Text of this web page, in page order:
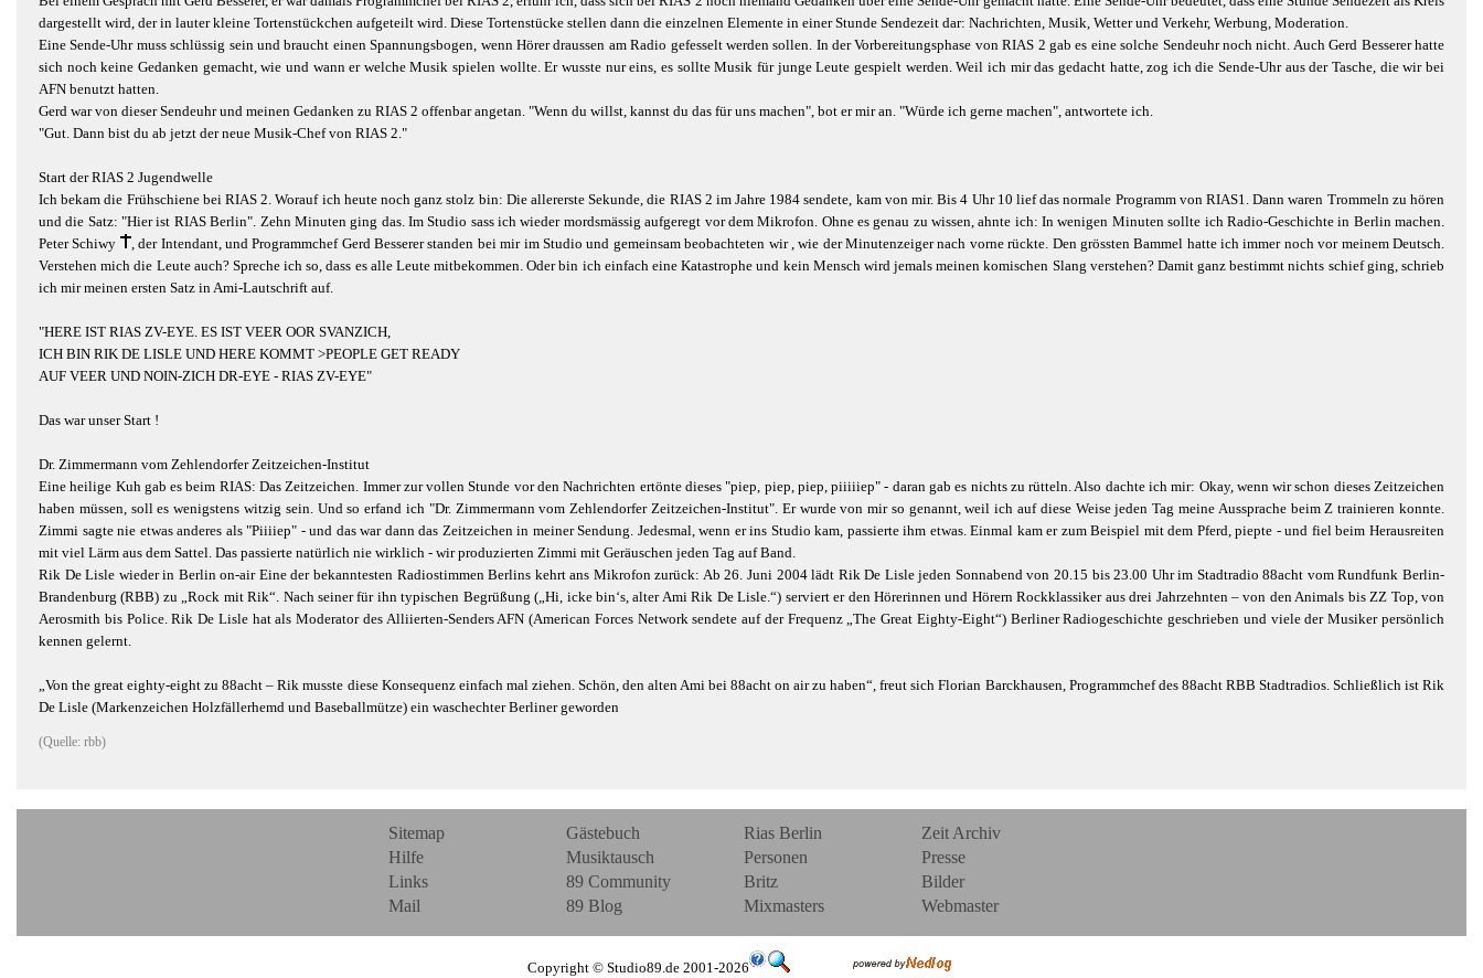
dargestellt wird, der in lauter kleine Tortenstückchen aufgeteilt wird. Diese Tortenstücke stellen dann die einzelnen Elemente in einer Stunde Sendezeit dar: Nachrichten, Musik, Wetter und Verkehr, Werbung, Moderation.
Eine Sende-Uhr muss schlüssig sein und braucht einen Spannungsbogen, wenn Hörer draussen am Radio gefesselt werden sollen. In der Vorbereitungsphase von RIAS 2 gab es eine solche Sendeuhr noch nicht. Auch Gerd Besserer hatte
sich noch keine Gedanken gemacht, wie und wann er welche Musik spielen wollte. Er wusste nur eins, es sollte Musik für junge Leute gespielt werden. Weil ich mir das gedacht hatte, zog ich die Sende-Uhr aus der Tasche, die wir bei
AFN benutzt hatten.
Gerd war von dieser Sendeuhr und meinen Gedanken zu RIAS 2 offenbar angetan. "Wenn du willst, kannst du das für uns machen", bot er mir an. "Würde ich gerne machen", antwortete ich.
"Gut. Dann bist du ab jetzt der neue Musik-Chef von RIAS 2."
Start der RIAS 2 Jugendwelle
Ich bekam die Frühschiene bei RIAS 2. Worauf ich heute noch ganz stolz bin: Die allererste Sekunde, die RIAS 2 im Jahre 1984 sendete, kam von mir. Bis 4 Uhr 10 lief das normale Programm von RIAS1. Dann waren Trommeln zu hören
und die Satz: "Hier ist RIAS Berlin". Zehn Minuten ging das. Im Studio sass ich wieder mordsmässig aufgeregt vor dem Mikrofon. Ohne es genau zu wissen, ahnte ich: In wenigen Minuten sollte ich Radio-Geschichte in Berlin machen.
Peter Schiwy
, der Intendant, und Programmchef Gerd Besserer standen bei mir im Studio und gemeinsam beobachteten wir , wie der Minutenzeiger nach vorne rückte. Den grössten Bammel hatte ich immer noch vor meinem Deutsch.
Verstehen mich die Leute auch? Spreche ich so, dass es alle Leute mitbekommen. Oder bin ich einfach eine Katastrophe und kein Mensch wird jemals meinen komischen Slang verstehen? Damit ganz bestimmt nichts schief ging, schrieb
ich mir meinen ersten Satz in Ami-Lautschrift auf.
"HERE IST RIAS ZV-EYE. ES IST VEER OOR SVANZICH,
ICH BIN RIK DE LISLE UND HERE KOMMT >PEOPLE GET READY
AUF VEER UND NOIN-ZICH DR-EYE - RIAS ZV-EYE"
Das war unser Start !
Dr. Zimmermann vom Zehlendorfer Zeitzeichen-Institut
Eine heilige Kuh gab es beim RIAS: Das Zeitzeichen. Immer zur vollen Stunde vor den Nachrichten ertönte dieses "piep, piep, piep, piiiiiep" - daran gab es nichts zu rütteln. Also dachte ich mir: Okay, wenn wir schon dieses Zeitzeichen
haben müssen, soll es wenigstens witzig sein. Und so erfand ich "Dr. Zimmermann vom Zehlendorfer Zeitzeichen-Institut". Er wurde von mir so genannt, weil ich auf diese Weise jeden Tag meine Aussprache beim Z trainieren konnte.
Zimmi sagte nie etwas anderes als "Piiiiep" - und das war dann das Zeitzeichen in meiner Sendung. Jedesmal, wenn er ins Studio kam, passierte ihm etwas. Einmal kam er zum Beispiel mit dem Pferd, piepte - und fiel beim Herausreiten
mit viel Lärm aus dem Sattel. Das passierte natürlich nie wirklich - wir produzierten Zimmi mit Geräuschen jeden Tag auf Band.
Rik De Lisle wieder in Berlin on-air Eine der bekanntesten Radiostimmen Berlins kehrt ans Mikrofon zurück: Ab 26. Juni 2004 lädt Rik De Lisle jeden Sonnabend von 20.15 bis 23.00 Uhr im Stadtradio 88acht vom Rundfunk Berlin-
Brandenburg (RBB) zu „Rock mit Rik“. Nach seiner für ihn typischen Begrüßung („Hi, icke bin‘s, alter Ami Rik De Lisle.“) serviert er den Hörerinnen und Hörern Rockklassiker aus drei Jahrzehnten – von den Animals bis ZZ Top, von
Aerosmith bis Police. Rik De Lisle hat als Moderator des Alliierten-Senders AFN (American Forces Network sendete auf der Frequenz „The Great Eighty-Eight“) Berliner Radiogeschichte geschrieben und viele der Musiker persönlich
kennen gelernt.
„Von the great eighty-eight zu 88acht – Rik musste diese Konsequenz einfach mal ziehen. Schön, den alten Ami bei 88acht on air zu haben“, freut sich Florian Barckhausen, Programmchef des 88acht RBB Stadtradios. Schließlich ist Rik
De Lisle (Markenzeichen Holzfällerhemd und Baseballmütze) ein waschechter Berliner geworden
(Quelle: rbb)
Sitemap Gästebuch Rias Berlin
Zeit Archiv
Hilfe
Musiktausch Personen
Presse
Links
89 Community Britz
Bilder
Mail
89 Blog Mixmasters Webmaster
Copyright © Studio89.de 2001-2026